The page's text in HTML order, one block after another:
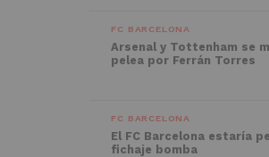
FC BARCELONA
Arsenal y Tottenham se
pelea por Ferrán Torres
FC BARCELONA
El FC Barcelona estaría
fichaje bomba